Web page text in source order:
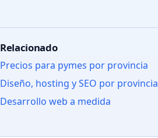
Relacionado
Precios para pymes por provincia
Diseño, hosting y SEO por provincia
Desarrollo web a medida